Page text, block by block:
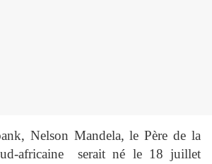
Nelson Mandela,le Père de la
africaine serait né le 18 juillet